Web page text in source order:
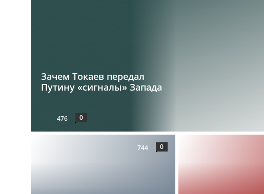
Зачем Токаев передал
Путину «сигналы» Запада
476 0
744 0